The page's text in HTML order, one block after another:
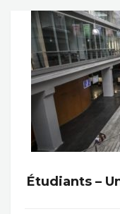
Étudiants –